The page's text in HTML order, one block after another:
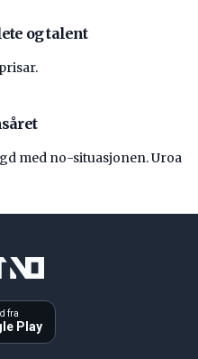
og talent
med no-situasjonen. Uroa
fra
Play